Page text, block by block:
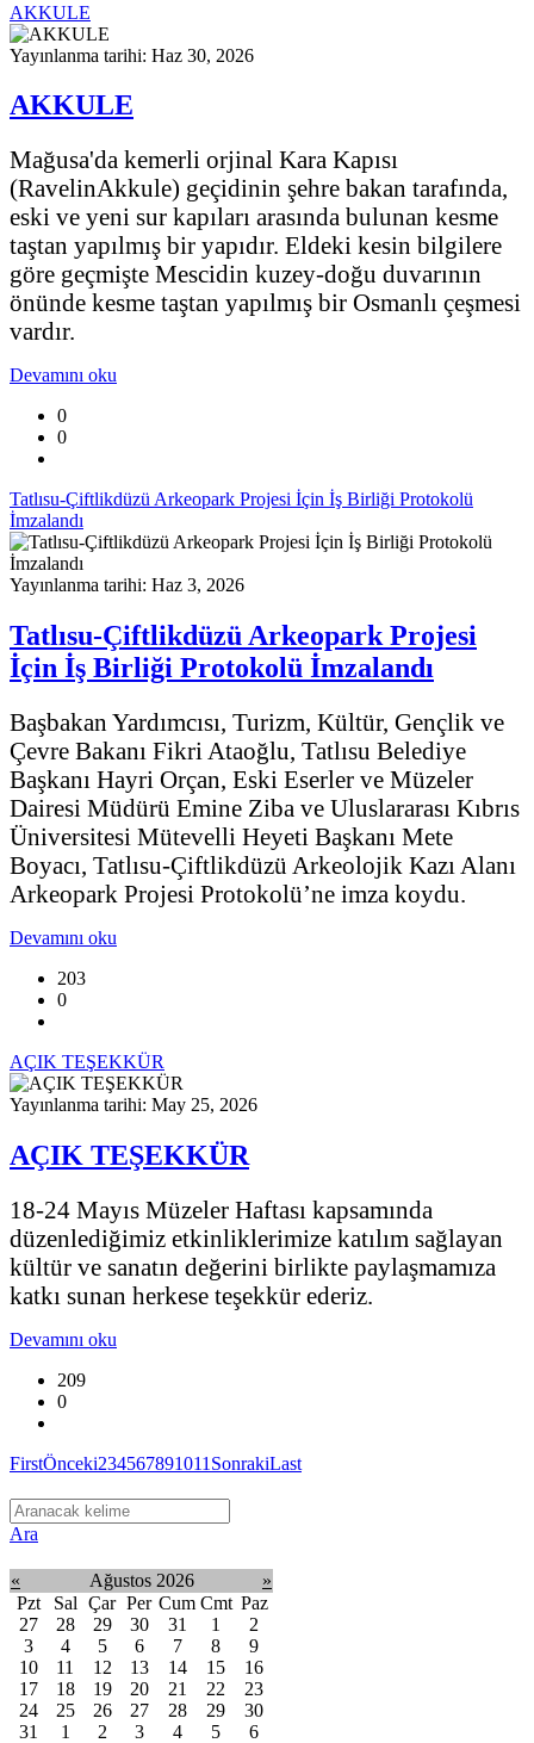
AKKULE
Yayınlanma tarihi: Haz 30, 2026
AKKULE
Mağusa'da kemerli orjinal Kara Kapısı
(RavelinAkkule) geçidinin şehre bakan tarafında,
eski ve yeni sur kapıları arasında bulunan kesme
taştan yapılmış bir yapıdır. Eldeki kesin bilgilere
göre geçmişte Mescidin kuzey-doğu duvarının
önünde kesme taştan yapılmış bir Osmanlı çeşmesi
vardır.
Devamını oku
0
0
Tatlısu-Çiftlikdüzü Arkeopark Projesi İçin İş Birliği Protokolü
İmzalandı
Yayınlanma tarihi: Haz 3, 2026
Tatlısu-Çiftlikdüzü Arkeopark Projesi
İçin İş Birliği Protokolü İmzalandı
Başbakan Yardımcısı, Turizm, Kültür, Gençlik ve
Çevre Bakanı Fikri Ataoğlu, Tatlısu Belediye
Başkanı Hayri Orçan, Eski Eserler ve Müzeler
Dairesi Müdürü Emine Ziba ve Uluslararası Kıbrıs
Üniversitesi Mütevelli Heyeti Başkanı Mete
Boyacı, Tatlısu-Çiftlikdüzü Arkeolojik Kazı Alanı
Arkeopark Projesi Protokolü’ne imza koydu.
Devamını oku
203
0
AÇIK TEŞEKKÜR
Yayınlanma tarihi: May 25, 2026
AÇIK TEŞEKKÜR
18-24 Mayıs Müzeler Haftası kapsamında
düzenlediğimiz etkinliklerimize katılım sağlayan
kültür ve sanatın değerini birlikte paylaşmamıza
katkı sunan herkese teşekkür ederiz.
Devamını oku
209
0
FirstÖnceki234567891011 SonrakiLast
Ara
« Ağustos 2026
»
Pzt
Sal Çar Per Cum Cmt Paz
27
28 29 30 31 1
2
3
4 5 6 7 8
9
10
11 12 13 14 15
16
17
18 19 20 21 22
23
24
25 26 27 28 29
30
31
1 2 3 4 5 6